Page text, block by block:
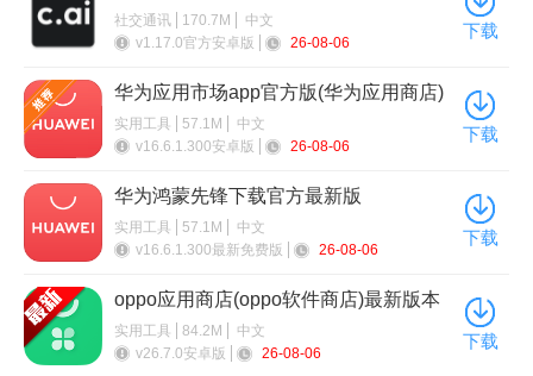
社交通讯 170.7M
中文
v1.17.0官方安卓版
26-08-06
下载
华为应用市场app官方版(华为应用商店)
实用工具 57.1M
中文
v16.6.1.300安卓版
26-08-06
下载
华为鸿蒙先锋下载官方最新版
（AppGallery）
实用工具 57.1M
中文
v16.6.1.300最新免费版
26-08-06
下载
oppo应用商店(oppo软件商店)最新版本
2026
实用工具 84.2M
中文
v26.7.0安卓版
26-08-06
下载